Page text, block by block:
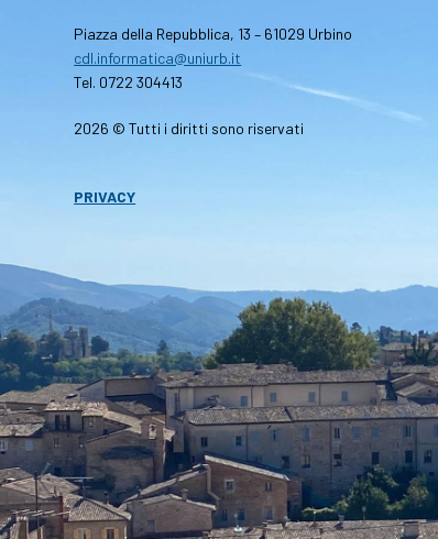
Piazza della Repubblica, 13 – 61029 Urbino
cdl.informatica@uniurb.it
Tel. 0722 304413
2026 © Tutti i diritti sono riservati
PRIVACY